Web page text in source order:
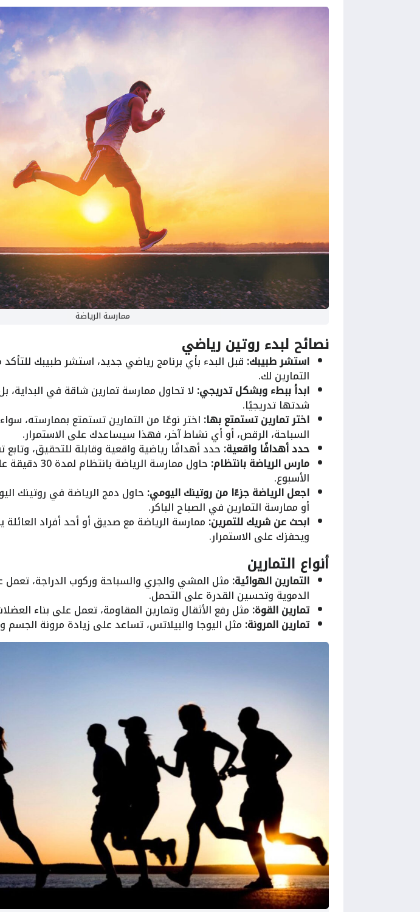
ممارسة الرياضة
نصائح لبدء روتين رياضي
استشر طبيبك: قبل البدء بأي برنامج رياضي جديد، استشر طبيبك
التمارين لك.
ابدأ ببطء وبشكل تدريجي: لا تحاول ممارسة تمارين شاقة في البداية،
شدتها تدريجيًا.
اختر تمارين تستمتع بها: اختر نوعًا من التمارين تستمتع بممارسته،
السباحة، الرقص، أو أي نشاط آخر، فهذا سيساعدك على الاستمرار.
حدد أهدافًا واقعية: حدد أهدافًا رياضية واقعية وقابلة للتحقيق، وتابع
مارس الرياضة بانتظام: حاول ممارسة
الأسبوع.
اجعل الرياضة جزءًا من روتينك اليومي: حاول دمج الرياضة في روتينك
أو ممارسة التمارين في الصباح الباكر.
ابحث عن شريك للتمرين: ممارسة الرياضة مع صديق أو أحد أفراد
ويحفزك على الاستمرار.
أنواع التمارين
التمارين الهوائية: مثل المشي والجري والسباحة وركوب الدراجة، تعمل
الدموية وتحسين القدرة على التحمل.
تمارين القوة: مثل رفع الأثقال وتمارين المقاومة، تعمل على بناء
تمارين المرونة: مثل اليوجا والبيلاتس، تساعد على زيادة مرونة الجسم